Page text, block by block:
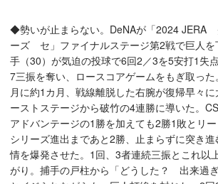
◆勢いが止まらない。DeNAが「2024 JERA
ーズ セ」ファイナルステージ第2戦で巨人を
手（30）が気迫の投球で6回2／3を5安打1失
7三振を奪い、ロースコアゲームをもぎ取っ
月に約1カ月、戦線離脱した右腕が復帰早々
ーストステージから破竹の4連勝に導いた。
アドバンテージの1勝を加えても2勝1敗とリ
シリーズ進出まであと2勝、止まらずに突き
情を爆発させた。1回、3者連続三振とこれ以
がり。捕手の戸柱から「どうした？ 出来過ぎ